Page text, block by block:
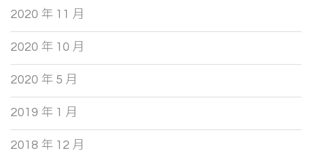
2020 年 11 月
2020 年 10 月
2020 年 5 月
2019 年 1 月
2018 年 12 月